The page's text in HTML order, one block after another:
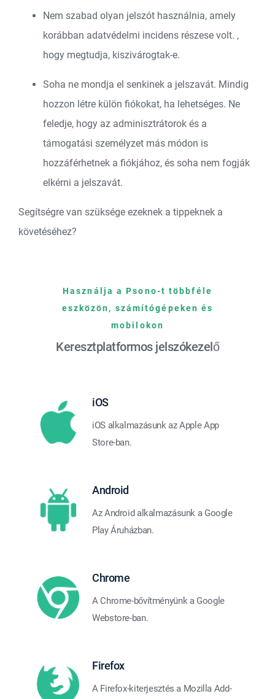
Nem szabad olyan jelszót használnia, amely
korábban adatvédelmi incidens részese volt. ,
hogy megtudja, kiszivárogtak-e.
Soha ne mondja el senkinek a jelszavát. Mindig
hozzon létre külön fiókokat, ha lehetséges. Ne
feledje, hogy az adminisztrátorok és a
támogatási személyzet más módon is
hozzáférhetnek a fiókjához, és soha nem fogják
elkérni a jelszavát.
Segítségre van szüksége ezeknek a tippeknek a
követéséhez?
Használja a Psono-t többféle
eszközön, számítógépeken és
mobilokon
Keresztplatformos jelszókezelő
iOS
iOS alkalmazásunk az Apple App
Store-ban.
Android
Az Android alkalmazásunk a Google
Play Áruházban.
Chrome
A Chrome-bővítményünk a Google
Webstore-ban.
Firefox
A Firefox-kiterjesztés a Mozilla Add-